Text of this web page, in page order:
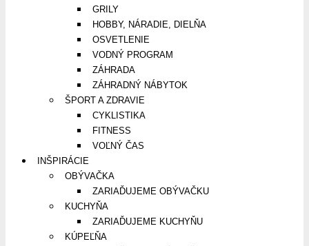
GRILY
HOBBY, NÁRADIE, DIELŇA
OSVETLENIE
VODNÝ PROGRAM
ZÁHRADA
ZÁHRADNÝ NÁBYTOK
ŠPORT A ZDRAVIE
CYKLISTIKA
FITNESS
VOĽNÝ ČAS
INŠPIRÁCIE
OBÝVAČKA
ZARIAĎUJEME OBÝVAČKU
KUCHYŇA
ZARIAĎUJEME KUCHYŇU
KÚPEĽŇA